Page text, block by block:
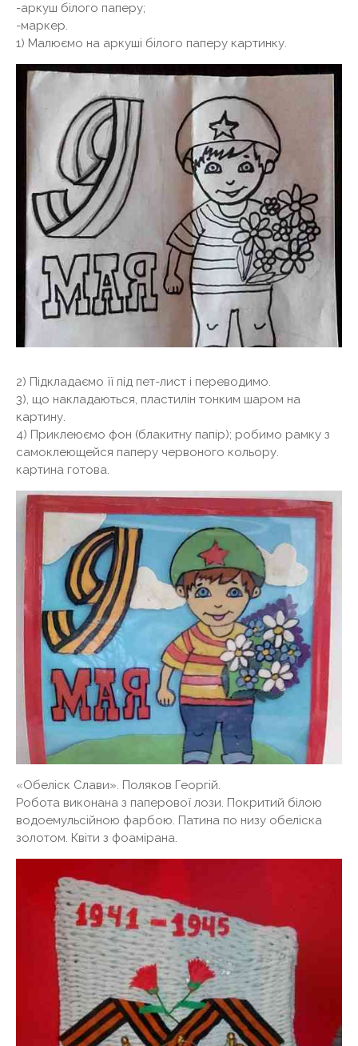
-аркуш білого паперу;
-маркер.
1) Малюємо на аркуші білого паперу картинку.
2) Підкладаємо її під пет-лист і переводимо.
3), що накладаються, пластилін тонким шаром на
картину.
4) Приклеюємо фон (блакитну папір); робимо рамку з
самоклеющейся паперу червоного кольору.
картина готова.
«Обеліск Слави». Поляков Георгій.
Робота виконана з паперової лози. Покритий білою
водоемульсійною фарбою. Патина по низу обеліска
золотом. Квіти з фоамірана.